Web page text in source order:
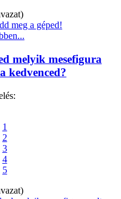
melyik mesefigura
kedvenced?
1
2
3
4
5